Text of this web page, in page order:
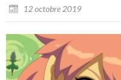
12 octobre 2019